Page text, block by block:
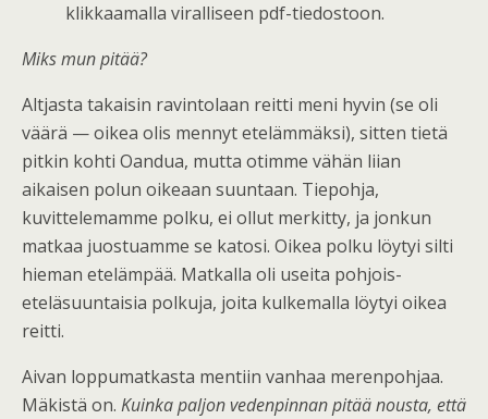
klikkaamalla viralliseen pdf-tiedostoon.
Miks mun pitää?
Altjasta takaisin ravintolaan reitti meni hyvin (se oli
väärä — oikea olis mennyt etelämmäksi), sitten tietä
pitkin kohti Oandua, mutta otimme vähän liian
aikaisen polun oikeaan suuntaan. Tiepohja,
kuvittelemamme polku, ei ollut merkitty, ja jonkun
matkaa juostuamme se katosi. Oikea polku löytyi silti
hieman etelämpää. Matkalla oli useita pohjois-
eteläsuuntaisia polkuja, joita kulkemalla löytyi oikea
reitti.
Aivan loppumatkasta mentiin vanhaa merenpohjaa.
Mäkistä on. Kuinka paljon vedenpinnan pitää nousta, että